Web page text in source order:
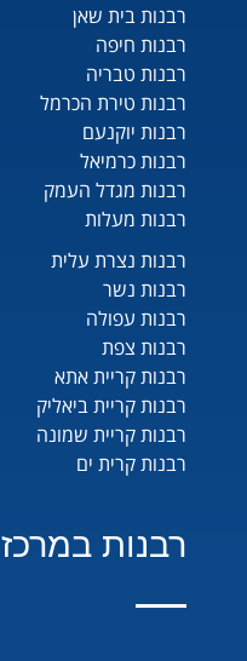
רבנות בית שאן
רבנות חיפה
רבנות טבריה
רבנות טירת הכרמל
רבנות יוקנעם
רבנות כרמיאל
רבנות מגדל העמק
רבנות מעלות
רבנות נצרת עלית
רבנות נשר
רבנות עפולה
רבנות צפת
רבנות קריית אתא
רבנות קריית ביאליק
רבנות קריית שמונה
רבנות קרית ים
רבנות במרכז